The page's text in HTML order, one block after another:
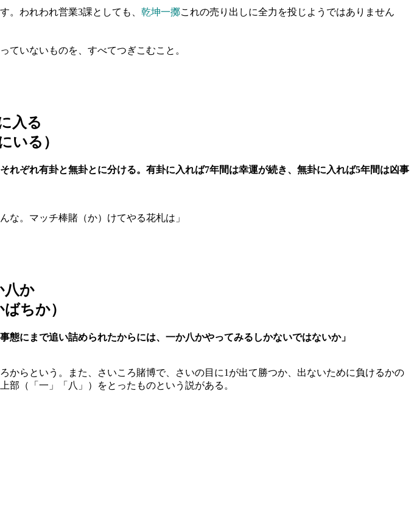
。われわれ営業3課としても、 乾坤一擲これの売り出しに全力を投じようではありません
いないものを、すべてつぎこむこと。
入る
いる）
ぞれ有卦と無卦とに分ける。有卦に入れば7年間は幸運が続き、無卦に入れば5年間は凶事
な。マッチ棒賭（か）けてやる花札は」
八か
ばちか）
にまで追い詰められたからには、一か八かやってみるしかないではないか」
らという。また、さいころ賭博で、さいの目に1が出て勝つか、出ないために負けるかの
（「一」「八」）をとったものという説がある。